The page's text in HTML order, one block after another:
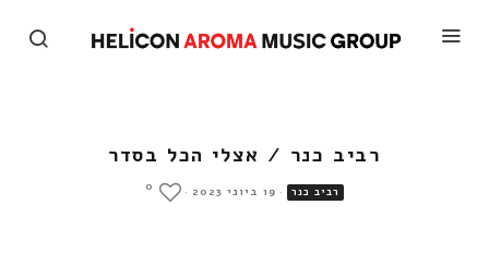
רביב כנר / אצלי הכל בסדר
רביב כנר · 19 ביוני 2023 ·
0